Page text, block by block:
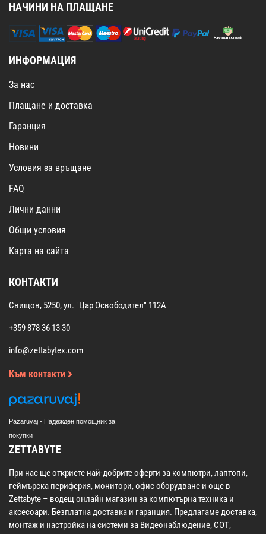
НАЧИНИ НА ПЛАЩАНЕ
ИНФОРМАЦИЯ
За нас
Плащане и доставка
Гаранция
Новини
Условия за връщане
FAQ
Лични данни
Общи условия
Карта на сайта
КОНТАКТИ
Свищов, 5250, ул. "Цар Освободител" 112А
+359 878 36 13 30
info@zettabytex.com
Към контакти
Pazaruvaj - Надежден помощник за
покупки
ZETTABYTE
При нас ще откриете най-добрите оферти за компютри, лаптопи,
геймърска периферия, монитори, офис оборудване и още в
Zettabyte – водещ онлайн магазин за компютърна техника и
аксесоари. Безплатна доставка и гаранция. Предлагаме доставка,
монтаж и настройка на системи за Видеонаблюдение, СОТ,